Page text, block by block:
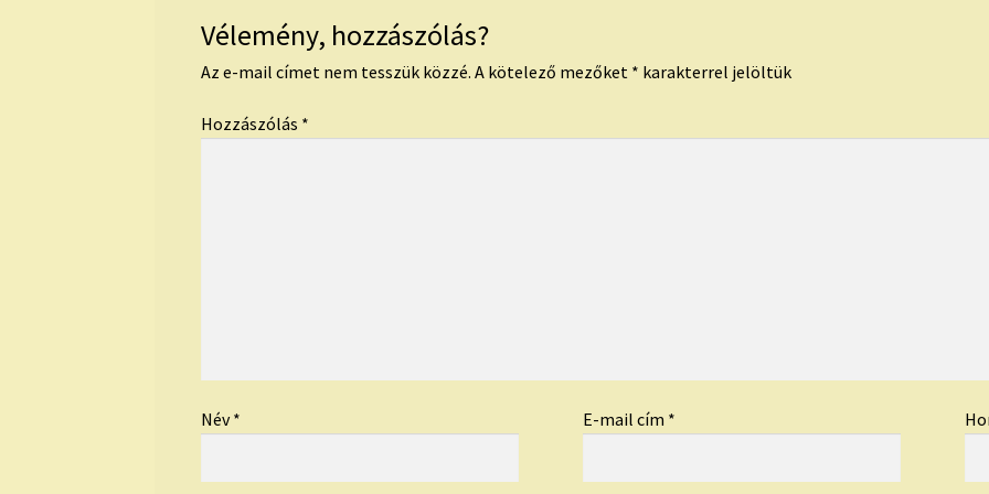
Vélemény, hozzászólás?
Az e-mail címet nem tesszük közzé. A kötelező mezőket * karakterrel jelöltük
Hozzászólás *
Név* E-mail cím *